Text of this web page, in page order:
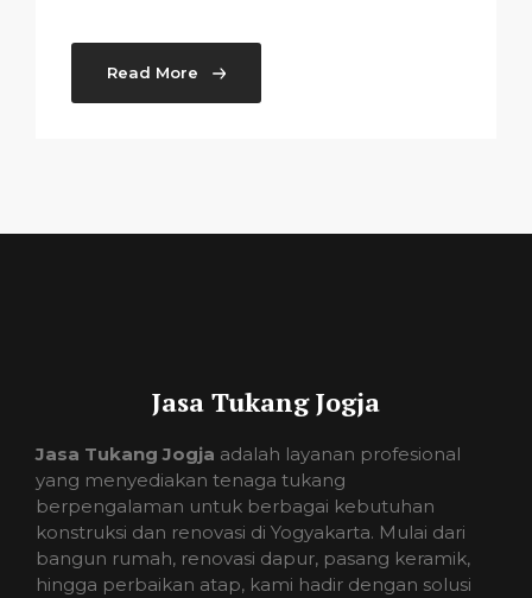
Read More
Jasa Tukang Jogja
Jasa Tukang Jogja adalah layanan profesional
yang menyediakan tenaga tukang
berpengalaman untuk berbagai kebutuhan
konstruksi dan renovasi di Yogyakarta. Mulai dari
bangun rumah, renovasi dapur, pasang keramik,
hingga perbaikan atap, kami hadir dengan solusi